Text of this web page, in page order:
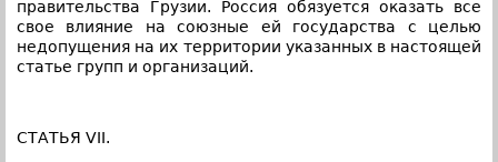
правительства Грузии. Россия обязуется оказать все
свое влияние на союзные ей государства с целью
недопущения на их территории указанных в настоящей
статье групп и организаций.
СТАТЬЯ VII.